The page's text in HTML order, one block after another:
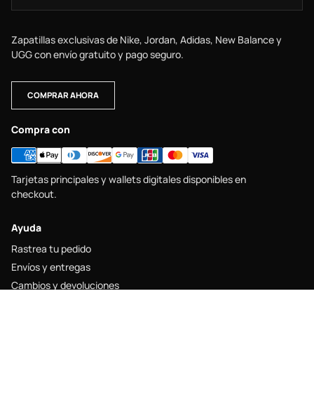
Zapatillas exclusivas de Nike, Jordan, Adidas, New Balance y
UGG con envío gratuito y pago seguro.
COMPRAR AHORA
Compra con
Tarjetas principales y wallets digitales disponibles en
checkout.
Ayuda
Rastrea tu pedido
Envíos y entregas
Cambios y devoluciones